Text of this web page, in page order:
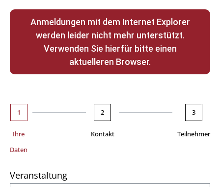
Anmeldungen mit dem Internet Explorer
werden leider nicht mehr unterstützt.
Verwenden Sie hierfür bitte einen
aktuelleren Browser.
1
Ihre
Daten
2
Kontakt
3
Teilnehmer
Veranstaltung